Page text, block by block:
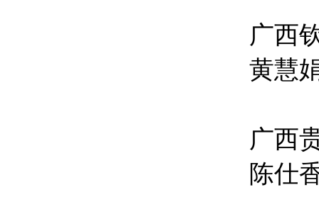
广西
黄慧
广西
陈仕